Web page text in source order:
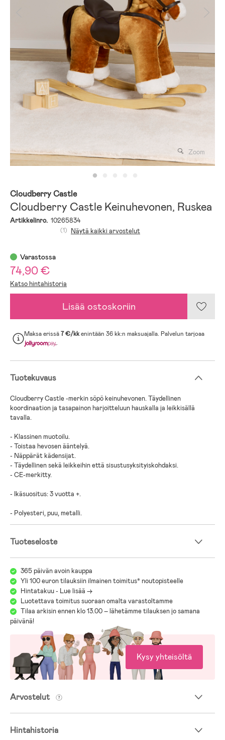
Zoom
Cloudberry Castle
Cloudberry Castle Keinuhevonen, Ruskea
Artikkelinro. 10265834
(1) Näytä kaikki arvostelut
Varastossa
74,90 €
Katso hintahistoria
Lisää ostoskoriin
Maksa erissä7 €/kkenintään 36 kk:n maksuajalla. Palvelun tarjoaa
.
Tuotekuvaus
Cloudberry Castle -merkin söpö keinuhevonen. Täydellinen
koordinaation ja tasapainon harjoitteluun hauskalla ja leikkisällä
tavalla.
- Klassinen muotoilu.
- Toistaa hevosen ääntelyä.
- Näppärät kädensijat.
- Täydellinen sekä leikkeihin että sisustusyksityiskohdaksi.
- CE-merkitty.
- Ikäsuositus: 3 vuotta +.
- Polyesteri, puu, metalli.
Tuoteseloste
365 päivän avoin kauppa
Yli 100 euron tilauksiin ilmainen toimitus* noutopisteelle
Hintatakuu - Lue lisää ->
Luotettava toimitus suoraan omalta varastoltamme
Tilaa arkisin ennen klo 13.00 – lähetämme tilauksen jo samana
päivänä!
Kysy yhteisöltä
Arvostelut
Hintahistoria